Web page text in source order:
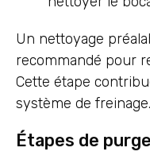
Un nettoyage
recommandé pour
Cette étape
système de freinage.
Étapes de